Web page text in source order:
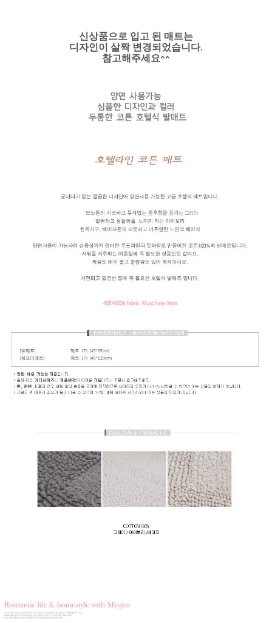
신상품으로 입고 된 매트는
디자인이 살짝 변경되었습니다.
참고해주세요^^